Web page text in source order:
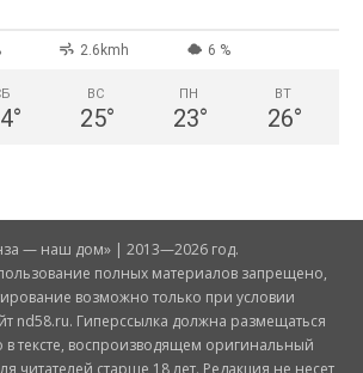
2.6kmh 6 %
°
ВС
25°
ПН
23°
ВТ
26°
— наш дом» | 2013—2026 год.
полных материалов запрещено,
возможно только при условии
nd58.ru. Гиперссылка должна размещаться
в тексте, воспроизводящем оригинальный